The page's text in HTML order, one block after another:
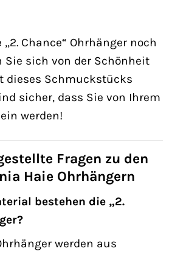
Chance“ Ohrhänger noch
Sie sich von der Schönheit
dieses Schmuckstücks
sicher, dass Sie von Ihrem
werden!
Fragen zu den
Haie Ohrhängern
bestehen die „2.
werden aus